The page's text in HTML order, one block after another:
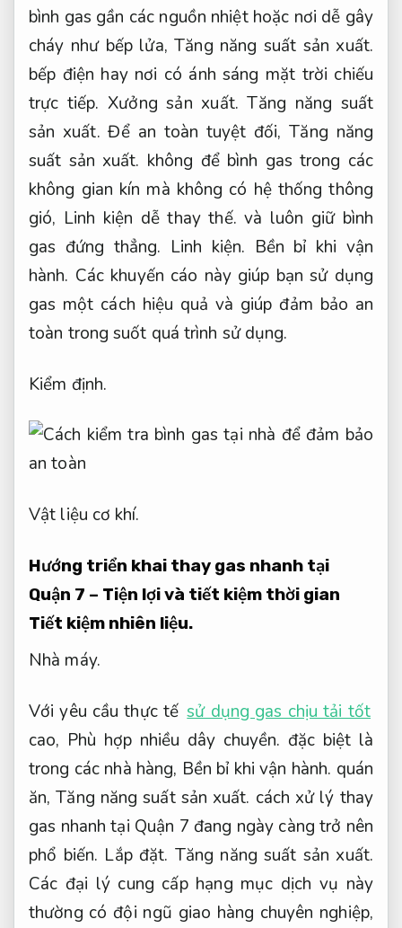
bình gas gần các nguồn nhiệt hoặc nơi dễ gây
cháy như bếp lửa,Tăng năng suất sản xuất.
bếp điện hay nơi có ánh sáng mặt trời chiếu
trực tiếp.Xưởng sản xuất. Tăng năng suất
sản xuất. Để an toàn tuyệt đối,Tăng năng
suất sản xuất. không để bình gas trong các
không gian kín mà không có hệ thống thông
gió, Linh kiện dễ thay thế. và luôn giữ bình
gas đứng thẳng. Linh kiện. Bền bỉ khi vận
hành. Các khuyến cáo này giúp bạn sử dụng
gas một cách hiệu quả và giúp đảm bảo an
toàn trong suốt quá trình sử dụng.
Kiểm định.
Vật liệu cơ khí.
Hướng triển khai thay gas nhanh tại
Quận 7 – Tiện lợi và tiết kiệm thời gian
Tiết kiệm nhiên liệu.
Nhà máy.
Với yêu cầu thực tế sử dụng gas chịu tải tốt
cao, Phù hợp nhiều dây chuyền. đặc biệt là
trong các nhà hàng, Bền bỉ khi vận hành. quán
ăn,Tăng năng suất sản xuất. cách xử lý thay
gas nhanh tại Quận 7 đang ngày càng trở nên
phổ biến. Lắp đặt. Tăng năng suất sản xuất.
Các đại lý cung cấp hạng mục dịch vụ này
thường có đội ngũ giao hàng chuyên nghiệp,